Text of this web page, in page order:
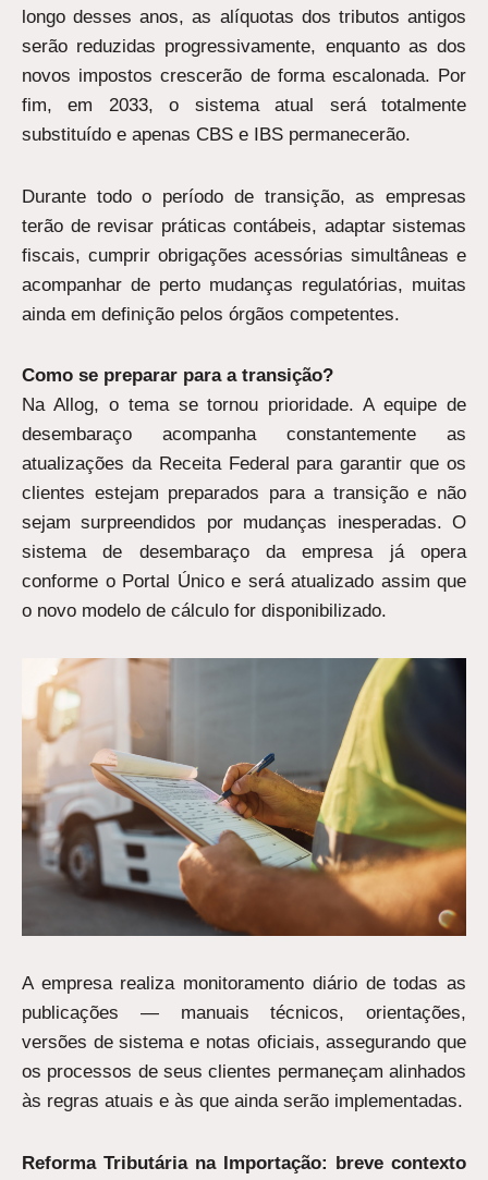
longo desses anos, as alíquotas dos tributos antigos
serão reduzidas progressivamente, enquanto as dos
novos impostos crescerão de forma escalonada. Por
fim, em 2033, o sistema atual será totalmente
substituído e apenas CBS e IBS permanecerão.
Durante todo o período de transição, as empresas
terão de revisar práticas contábeis, adaptar sistemas
fiscais, cumprir obrigações acessórias simultâneas e
acompanhar de perto mudanças regulatórias, muitas
ainda em definição pelos órgãos competentes.
Como se preparar para a transição?
Na Allog, o tema se tornou prioridade. A equipe de
desembaraço acompanha constantemente as
atualizações da Receita Federal para garantir que os
clientes estejam preparados para a transição e não
sejam surpreendidos por mudanças inesperadas. O
sistema de desembaraço da empresa já opera
conforme o Portal Único e será atualizado assim que
o novo modelo de cálculo for disponibilizado.
A empresa realiza monitoramento diário de todas as
publicações — manuais técnicos, orientações,
versões de sistema e notas oficiais, assegurando que
os processos de seus clientes permaneçam alinhados
às regras atuais e às que ainda serão implementadas.
Reforma Tributária na Importação: breve contexto